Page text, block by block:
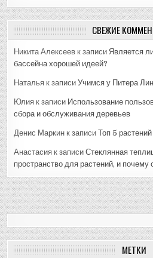
СВЕЖИЕ
Никита Алексеев к записиЯвляется
бассейна хорошей идеей?
Наталья к записиУчимся у Питера
Юлия к записи Использование
сбора и обслуживания деревьев
Денис Маркин к записиТоп 5
Анастасия к записиСтеклянная
пространство для растений, и почему
МЕТКИ